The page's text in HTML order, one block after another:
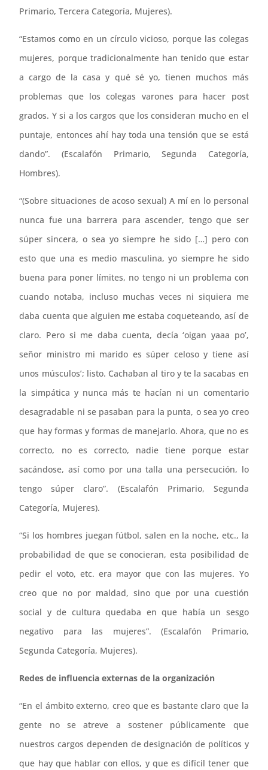
Primario, Tercera Categoría, Mujeres).
“Estamos como en un círculo vicioso, porque las colegas
mujeres, porque tradicionalmente han tenido que estar
a cargo de la casa y qué sé yo, tienen muchos más
problemas que los colegas varones para hacer post
grados. Y si a los cargos que los consideran mucho en el
puntaje, entonces ahí hay toda una tensión que se está
dando”. (Escalafón Primario, Segunda Categoría,
Hombres).
“(Sobre situaciones de acoso sexual) A mí en lo personal
nunca fue una barrera para ascender, tengo que ser
súper sincera, o sea yo siempre he sido […] pero con
esto que una es medio masculina, yo siempre he sido
buena para poner límites, no tengo ni un problema con
cuando notaba, incluso muchas veces ni siquiera me
daba cuenta que alguien me estaba coqueteando, así de
claro. Pero si me daba cuenta, decía ‘oigan yaaa po’,
señor ministro mi marido es súper celoso y tiene así
unos músculos’; listo. Cachaban al tiro y te la sacabas en
la simpática y nunca más te hacían ni un comentario
desagradable ni se pasaban para la punta, o sea yo creo
que hay formas y formas de manejarlo. Ahora, que no es
correcto, no es correcto, nadie tiene porque estar
sacándose, así como por una talla una persecución, lo
tengo súper claro”. (Escalafón Primario, Segunda
Categoría, Mujeres).
“Si los hombres juegan fútbol, salen en la noche, etc., la
probabilidad de que se conocieran, esta posibilidad de
pedir el voto, etc. era mayor que con las mujeres. Yo
creo que no por maldad, sino que por una cuestión
social y de cultura quedaba en que había un sesgo
negativo para las mujeres”. (Escalafón Primario,
Segunda Categoría, Mujeres).
Redes de influencia externas de la organización
“En el ámbito externo, creo que es bastante claro que la
gente no se atreve a sostener públicamente que
nuestros cargos dependen de designación de políticos y
que hay que hablar con ellos, y que es difícil tener que